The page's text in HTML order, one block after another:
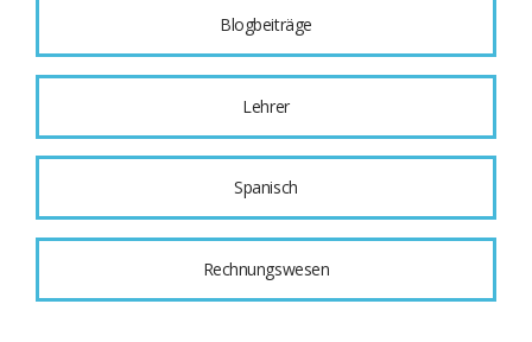
Blogbeiträge
Lehrer
Spanisch
Rechnungswesen